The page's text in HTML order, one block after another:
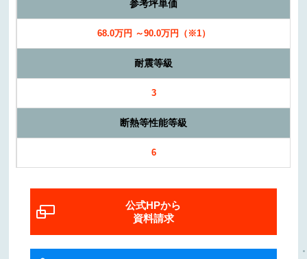
参考坪単価
68.0万円 ～90.0万円（※1）
耐震等級
3
断熱等性能等級
6
公式HPから
資料請求